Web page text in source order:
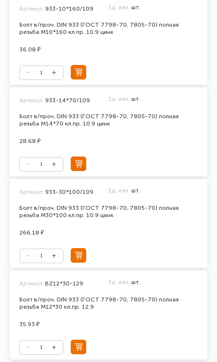
Болт в/проч. DIN 933 (ГОСТ 7798-70, 7805-70) полная
резьба М10*160 кл.пр. 10.9 цинк
Артикул: 933-10*160/109 Ед. изм. шт.
36.08 ₽
Болт в/проч. DIN 933 (ГОСТ 7798-70, 7805-70) полная
резьба М14*70 кл.пр. 10.9 цинк
Артикул: 933-14*70/109 Ед. изм. шт.
28.68 ₽
Болт в/проч. DIN 933 (ГОСТ 7798-70, 7805-70) полная
резьба М30*100 кл.пр. 10.9 цинк
Артикул: 933-30*100/109 Ед. изм. шт.
266.18 ₽
Болт в/проч. DIN 933 (ГОСТ 7798-70, 7805-70) полная
резьба М12*30 кл.пр. 12.9
Артикул: BZ12*30-129 Ед. изм. шт.
35.93 ₽